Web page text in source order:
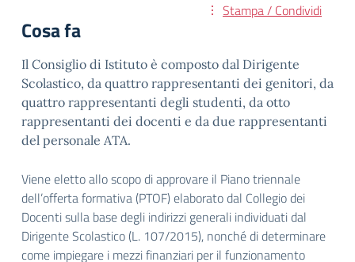
Stampa / Condividi
Cosa fa
Il Consiglio di Istituto è composto dal Dirigente
Scolastico, da quattro rappresentanti dei genitori, da
quattro rappresentanti degli studenti, da otto
rappresentanti dei docenti e da due rappresentanti
del personale ATA.
Viene eletto allo scopo di approvare il Piano triennale
dell’offerta formativa (PTOF) elaborato dal Collegio dei
Docenti sulla base degli indirizzi generali individuati dal
Dirigente Scolastico (L. 107/2015), nonché di determinare
come impiegare i mezzi finanziari per il funzionamento